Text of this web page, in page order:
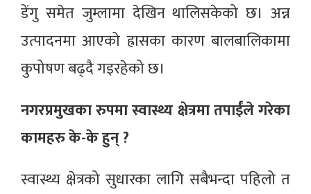
डेंगु समेत जुम्लामा देखिन थालिसकेको छ। अन्न
उत्पादनमा आएको ह्रासका कारण बालबालिकामा
कुपोषण बढ्दै गइरहेको छ।
नगरप्रमुखका रुपमा स्वास्थ्य क्षेत्रमा तपाईंले गरेका
कामहरु के-के हुन् ?
स्वास्थ्य क्षेत्रको सुधारका लागि सबैभन्दा पहिलो त